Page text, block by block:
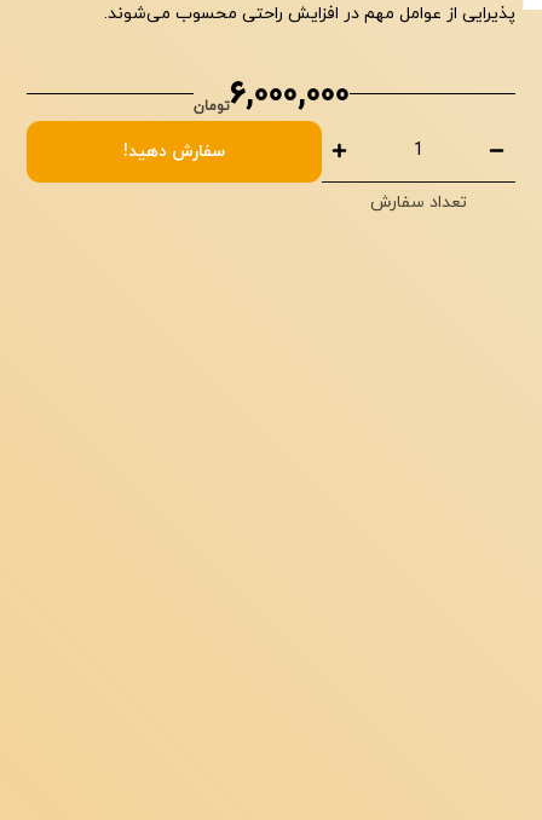
پذیرایی از عوامل مهم در افزایش راحتی محسوب می‌شوند.
6,000,000تومان
تعداد سفارش
سفارش دهید!